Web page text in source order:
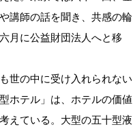
講師の話を聞き、共感の輪
月に公益財団法人へと移
世の中に受け入れられない
ホテル」は、ホテルの価値
えている。大型の五十型液